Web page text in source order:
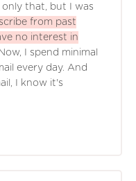
that, but I was
from past
no interest in
Now, I spend minimal
every day. And
I know it's